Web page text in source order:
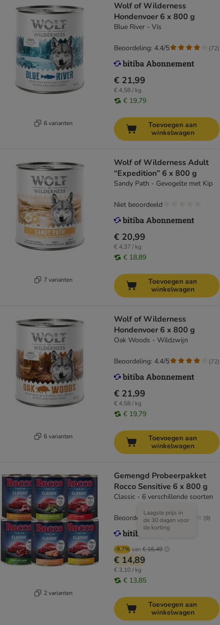
6 varianten
Wolf of Wilderness
Hondenvoer 6 x 800 g
Blue River - Vis
€ 21,99
€ 4,58 / kg
€ 19,79
Beoordeling: 4.4/5 (72)
Toevoegen aan
winkelwagen
7 varianten
Wolf of Wilderness Adult
“Expedition” 6 x 800 g
Sandy Path - Gevogelte met Kip
€ 20,99
€ 4,37 / kg
€ 18,89
Niet beoordeeld
Toevoegen aan
winkelwagen
6 varianten
Wolf of Wilderness
Hondenvoer 6 x 800 g
Oak Woods - Wildzwijn
€ 21,99
€ 4,58 / kg
€ 19,79
Beoordeling: 4.4/5 (72)
Toevoegen aan
winkelwagen
2 varianten
Gemengd Probeerpakket
Rocco Sensitive 6 x 800 g
Classic - 6 verschillende soorten
-9.7%van € 16,49
Laagste prijs in
de 30 dagen voor
de korting
€ 14,89
€ 3,10 / kg
€ 13,85
Beoordeling: 4/5 (9)
Toevoegen aan
winkelwagen